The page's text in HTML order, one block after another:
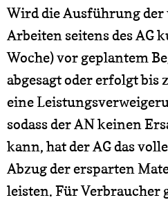
Wird die Ausführung der
Arbeiten seitens des AG
Woche) vor geplantem
abgesagt oder erfolgt bis
eine
sodass der AN keinen
kann, hat der AG das
Abzug der ersparten
leisten. Für Verbraucher